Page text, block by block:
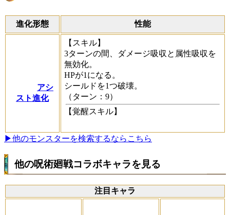
進化形態 性能
アシ
スト進化
【スキル】
3ターンの間、ダメージ吸収と属性吸収を
無効化。
HPが1になる。
シールドを1つ破壊。
（ターン：9）
【覚醒スキル】
▶他のモンスターを検索するならこちら
他の呪術廻戦コラボキャラを見る
注目キャラ